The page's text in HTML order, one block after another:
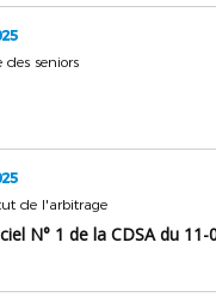
des seniors
de l'arbitrage
N° 1 de la CDSA du 11-